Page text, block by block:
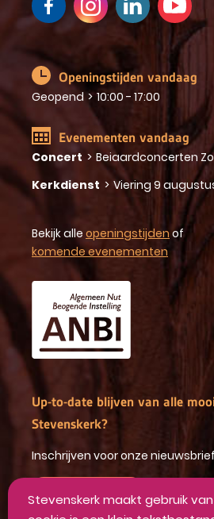
Openingstijden vandaag
Geopend > 10:00 - 17:00
Evenementen vandaag
Concert > Beiaardconcerten
Kerkdienst > Viering 9
Bekijk alle openingstijden of
komende evenementen
Up-to-date blijven van alle
Stevenskerk?
Inschrijven voor onze nieuwsbrief
Stevenskerk maakt gebruik van